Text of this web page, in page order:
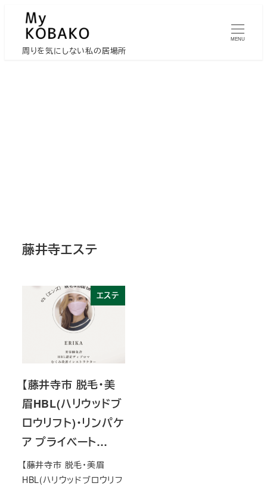
周りを気にしない私の居場所
MENU
藤井寺エステ
エステ
【藤井寺市 脱毛・美
眉HBL(ハリウッドブ
ロウリフト)・リンパケ
ア プライベート…
【藤井寺市 脱毛・美眉
HBL(ハリウッドブロウリフ